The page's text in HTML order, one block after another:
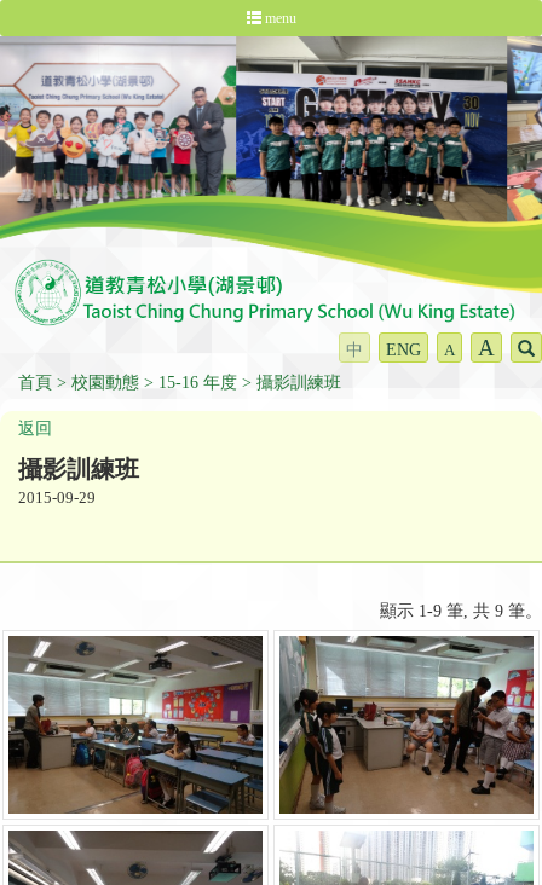
menu
中 ENG A A
首頁 校園動態 15-16 年度 攝影訓練班
返回
攝影訓練班
2015-09-29
顯示 1-9 筆, 共 9 筆。